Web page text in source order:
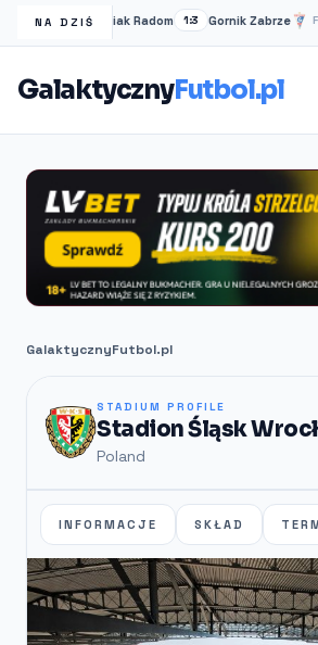
NA DZIŚ
Radomiak Radom 1:3 Gornik Zabrze FT
GalaktycznyFutbol.pl
GalaktycznyFutbol.pl
STADIUM PROFILE
Stadion Śląsk
Poland
INFORMACJE SKŁAD